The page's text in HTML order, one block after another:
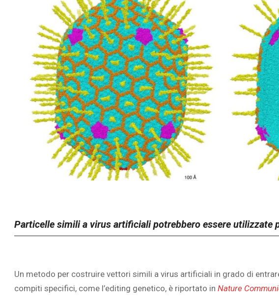
Particelle simili a virus artificiali potrebbero essere utilizzate
Un metodo per costruire vettori simili a virus artificiali in grado di
compiti specifici, come l’editing genetico, è riportato in Nature